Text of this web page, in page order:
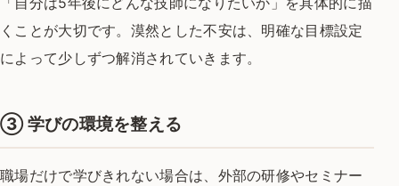
くことが大切です。 漠然とした不安は、明確な目標設定
によって少しずつ解消されていきます。
③学びの環境を整える
職場だけで学びきれない場合は、 外部の研修やセミナー